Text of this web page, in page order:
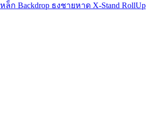
Backdrop ธงชายหาด X-Stand RollUp